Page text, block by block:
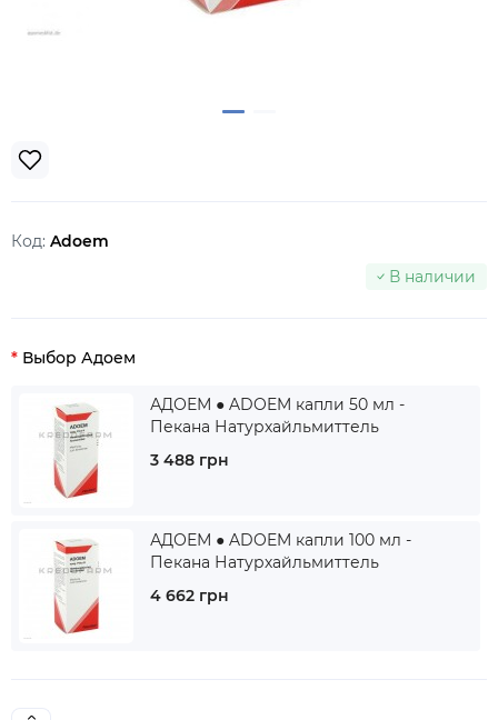
Код: Adoem
В наличии
Выбор Адоем
АДОЕМ ● ADOEM капли 50 мл -
Пекана Натурхайльмиттель
3 488 грн
АДОЕМ ● ADOEM капли 100 мл -
Пекана Натурхайльмиттель
4 662 грн